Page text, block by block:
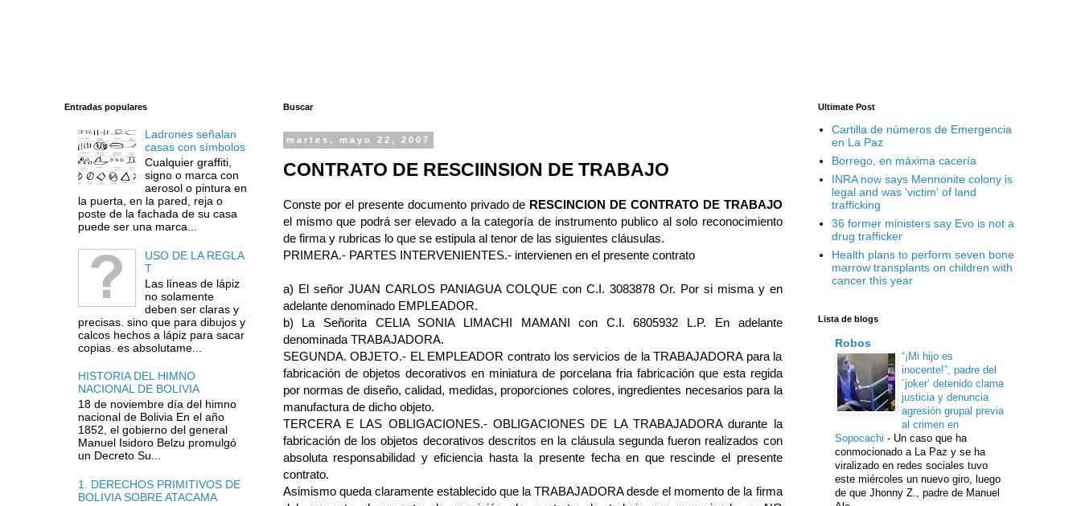
Buscar
martes, mayo 22, 2007
CONTRATO DE RESCIINSION DE TRABAJO
Conste por el presente documento privado de RESCINCION DE CONTRATO DE TRABAJO
el mismo que podrá ser elevado a la categoría de instrumento publico al solo reconocimiento
de firma y rubricas lo que se estipula al tenor de las siguientes cláusulas.
PRIMERA.- PARTES INTERVENIENTES.- intervienen en el presente contrato
a) El señor JUAN CARLOS PANIAGUA COLQUE con C.I. 3083878 Or. Por si misma y en
adelante denominado EMPLEADOR.
b) La Señorita CELIA SONIA LIMACHI MAMANI con C.I. 6805932 L.P. En adelante
denominada TRABAJADORA.
SEGUNDA. OBJETO.- EL EMPLEADOR contrato los servicios de la TRABAJADORA para la
fabricación de objetos decorativos en miniatura de porcelana fria fabricación que esta regida
por normas de diseño, calidad, medidas, proporciones colores, ingredientes necesarios para la
manufactura de dicho objeto.
TERCERA E LAS OBLIGACIONES.- OBLIGACIONES DE LA TRABAJADORA durante la
fabricación de los objetos decorativos descritos en la cláusula segunda fueron realizados con
absoluta responsabilidad y eficiencia hasta la presente fecha en que rescinde el presente
contrato.
Asimismo queda claramente establecido que la TRABAJADORA desde el momento de la firma
Entradas populares
Ladrones señalan
casas con símbolos
Cualquier graffiti,
signo o marca con
aerosol o pintura en
la puerta, en la pared, reja o
poste de la fachada de su casa
puede ser una marca...
USO DE LA REGLA
T
Las líneas de lápiz
no solamente
deben ser claras y
precisas. sino que para dibujos y
calcos hechos a lápiz para sacar
copias. es absolutame...
HISTORIA DEL HIMNO
NACIONAL DE BOLIVIA
18 de noviembre día del himno
nacional de Bolivia En el año
1852, el gobierno del general
Manuel Isidoro Belzu promulgó
un Decreto Su...
1. DERECHOS PRIMITIVOS DE
BOLIVIA SOBRE ATACAMA
Ultimate Post
Cartilla de números de Emergencia
en La Paz
Borrego, en máxima cacería
INRA now says Mennonite colony is
legal and was 'victim' of land
trafficking
36 former ministers say Evo is not a
drug trafficker
Health plans to perform seven bone
marrow transplants on children with
cancer this year
Lista de blogs
Robos
“¡Mi hijo es
inocente!”, padre del
´joker’ detenido clama
justicia y denuncia
agresión grupal previa
al crimen en
Sopocachi - Un caso que ha
conmocionado a La Paz y se ha
viralizado en redes sociales tuvo
este miércoles un nuevo giro, luego
de que Jhonny Z., padre de Manuel